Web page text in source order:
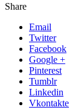
Share
Email
Twitter
Facebook
Google +
Pinterest
Tumblr
Linkedin
Vkontakte